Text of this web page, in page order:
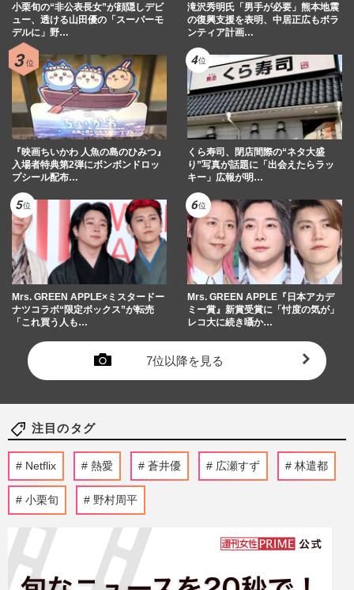
小栗旬の“非公表長女”が顔隠しデビ
ュー、透ける山田優の「スーパーモ
デルに」野…
滝沢秀明氏「男手が必要」熊本地震
の復興支援を表明、中居正広もボラ
ンティア計画…
『映画ちいかわ 人魚の島のひみつ』
入場者特典第2弾にボンボンドロッ
プシール配布…
くら寿司、閉店間際の“ネタ大盛
り”写真が話題に「出会えたらラッ
キー」広報が明…
Mrs. GREEN APPLE×ミスタードー
ナツコラボ“限定ボックス”が転売
「これ買う人も…
Mrs. GREEN APPLE『日本アカデ
ミー賞』新賞受賞に「忖度の気が」
レコ大に続き囁か…
7位以降を見る
注目のタグ
Netflix 熱愛 蒼井優 広瀬すず 林遣都
小栗旬 野村周平